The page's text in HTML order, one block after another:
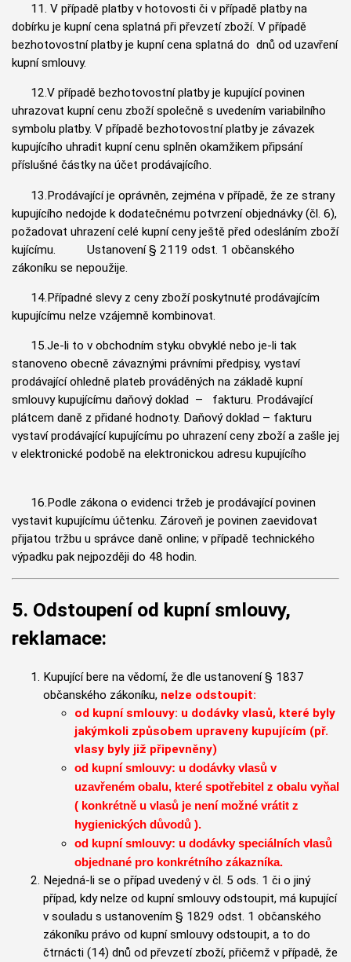
11. V případě platby v hotovosti či v případě platby na
dobírku je kupní cena splatná při převzetí zboží. V případě
bezhotovostní platby je kupní cena splatná do dnů od uzavření
kupní smlouvy.
12.V případě bezhotovostní platby je kupující povinen
uhrazovat kupní cenu zboží společně s uvedením variabilního
symbolu platby. V případě bezhotovostní platby je závazek
kupujícího uhradit kupní cenu splněn okamžikem připsání
příslušné částky na účet prodávajícího.
13.Prodávající je oprávněn, zejména v případě, že ze strany
kupujícího nedojde k dodatečnému potvrzení objednávky (čl. 6),
požadovat uhrazení celé kupní ceny ještě před odesláním zboží
kujícímu. Ustanovení § 2119 odst. 1 občanského
zákoníku se nepoužije.
14.Případné slevy z ceny zboží poskytnuté prodávajícím
kupujícímu nelze vzájemně kombinovat.
15.Je-li to v obchodním styku obvyklé nebo je-li tak
stanoveno obecně závaznými právními předpisy, vystaví
prodávající ohledně plateb prováděných na základě kupní
smlouvy kupujícímu daňový doklad – fakturu. Prodávající
plátcem daně z přidané hodnoty. Daňový doklad – fakturu
vystaví prodávající kupujícímu po uhrazení ceny zboží a zašle jej
v elektronické podobě na elektronickou adresu kupujícího
16.Podle zákona o evidenci tržeb je prodávající povinen
vystavit kupujícímu účtenku. Zároveň je povinen zaevidovat
přijatou tržbu u správce daně online; v případě technického
výpadku pak nejpozději do 48 hodin.
5. Odstoupení od kupní smlouvy,
reklamace:
Kupující bere na vědomí, že dle ustanovení § 1837
občanského zákoníku, nelze odstoupit:
od kupní smlouvy: u dodávky vlasů, které byly
jakýmkoli způsobem upraveny kupujícím (př.
vlasy byly již připevněny)
od kupní smlouvy: u dodávky vlasů v
uzavřeném obalu, které spotřebitel z obalu vyňal
( konkrétně u vlasů je není možné vrátit z
hygienických důvodů ).
od kupní smlouvy: u dodávky speciálních vlasů
objednané pro konkrétního zákazníka.
Nejedná-li se o případ uvedený v čl. 5 ods. 1 či o jiný
případ, kdy nelze od kupní smlouvy odstoupit, má kupující
v souladu s ustanovením § 1829 odst. 1 občanského
zákoníku právo od kupní smlouvy odstoupit, a to do
čtrnácti (14) dnů od převzetí zboží, přičemž v případě, že